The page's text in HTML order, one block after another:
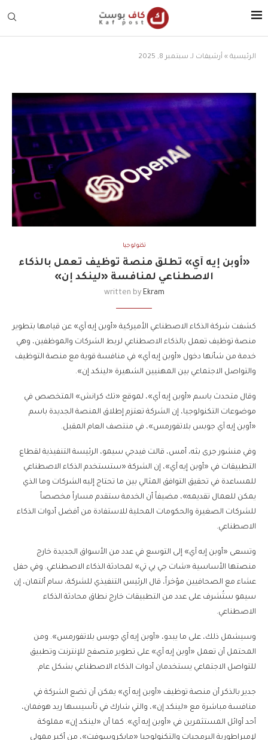
الرئيسية » أرشيفات لـ سبتمبر 8, 2025
تكنولوجيا
«أوبن إيه آي» تطلق منصة توظيف تعمل بالذكاء
الاصطناعي لمنافسة «لينكد إن»
written by Ekram
كشفت شركة الذكاء الاصطناعي الأميركية «أوبن إيه آي» عن قيامها بتطوير
منصة توظيف تعمل بالذكاء الاصطناعي لربط الشركات والموظفين، وهي
خدمة من شأنها دخول «أوبن إيه آي» في منافسة قوية مع منصة التوظيف
والتواصل الاجتماعي بين المهنيين الشهيرة «لينكد إن».
وقال متحدث باسم «أوبن إيه آي»، لموقع «تك كرانش» المتخصص في
موضوعات التكنولوجيا، إن الشركة تعتزم إطلاق المنصة الجديدة باسم
«أوبن إيه آي جوبس بلاتفورمس»، في منتصف العام المقبل.
وفي منشور جرى بثه، أمس، قالت فيدجي سيمو، الرئيسة التنفيذية لقطاع
التطبيقات في «أوبن إيه آي»، إن الشركة «ستستخدم الذكاء الاصطناعي
للمساعدة في تحقيق التوافق المثالي بين ما تحتاج إليه الشركات وما الذي
يمكن للعمال تقديمه»، مضيفاً أن الخدمة ستقدم مساراً مخصصاً
للشركات الصغيرة والحكومات المحلية للاستفادة من أفضل أدوات الذكاء
الاصطناعي.
وتسعى «أوبن إيه آي» إلى التوسع في عدد من الأسواق الجديدة خارج
منصتها الأساسية «شات جي بي تي» لمحادثة الذكاء الاصطناعي. وفي حفل
عشاء مع الصحافيين مؤخراً، قال الرئيس التنفيذي للشركة، سام ألتمان، إن
سيمو ستُشرف على عدد من التطبيقات خارج نطاق محادثة الذكاء
الاصطناعي.
وسيشمل ذلك، على ما يبدو، «أوبن إيه آي جوبس بلاتفورمس». ومن
المحتمل أن تعمل «أوبن إيه آي» على تطوير متصفح للإنترنت وتطبيق
للتواصل الاجتماعي يستخدمان أدوات الذكاء الاصطناعي بشكل عام.
جدير بالذكر أن منصة توظيف «أوبن إيه آي» يمكن أن تضع الشركة في
منافسة مباشرة مع «لينكد إن»، والتي شارك في تأسيسها ريد هوفمان،
أحد أوائل المستثمرين في «أوبن إيه آي». كما أن «لينكد إن» مملوكة
لإمبراطورية البرمجيات والتكنولوجيا «مايكروسوفت»، من أكبر ممولي